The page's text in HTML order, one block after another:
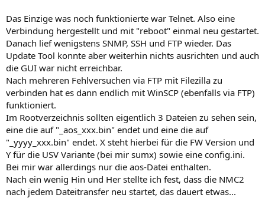
Das Einzige was noch funktionierte war Telnet. Also eine
Verbindung hergestellt und mit "reboot" einmal neu gestartet.
Danach lief wenigstens SNMP, SSH und FTP wieder. Das
Update Tool konnte aber weiterhin nichts ausrichten und auch
die GUI war nicht erreichbar.
Nach mehreren Fehlversuchen via FTP mit Filezilla zu
verbinden hat es dann endlich mit WinSCP (ebenfalls via FTP)
funktioniert.
Im Rootverzeichnis sollten eigentlich 3 Dateien zu sehen sein,
eine die auf "_aos_xxx.bin" endet und eine die auf
"_yyyy_xxx.bin" endet. X steht hierbei für die FW Version und
Y für die USV Variante (bei mir sumx) sowie eine config.ini.
Bei mir war allerdings nur die aos-Datei enthalten.
Nach ein wenig Hin und Her stellte ich fest, dass die NMC2
nach jedem Dateitransfer neu startet, das dauert etwas...